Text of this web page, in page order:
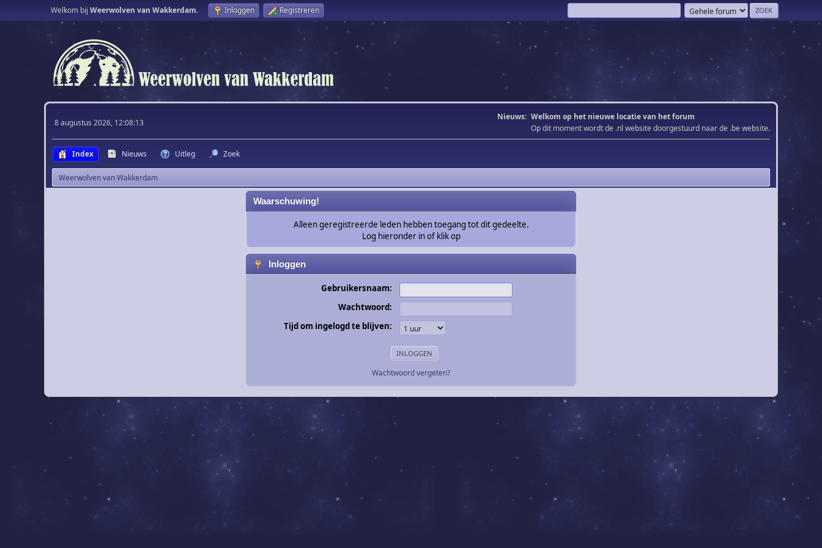
Welkom bij Weerwolven van Wakkerdam. Inloggen Registreren
8 augustus 2026, 12:08:13
Nieuws: Welkom op het nieuwe locatie van het forum
Op dit moment wordt de .nl website doorgestuurd naar de .be website.
Index Nieuws Uitleg Zoek
Weerwolven van Wakkerdam
Waarschuwing!
Alleen geregistreerde leden hebben toegang tot dit gedeelte.
Log hieronder in of klik op
Inloggen
Gebruikersnaam:
Wachtwoord:
Tijd om ingelogd te blijven:
Wachtwoord vergeten?